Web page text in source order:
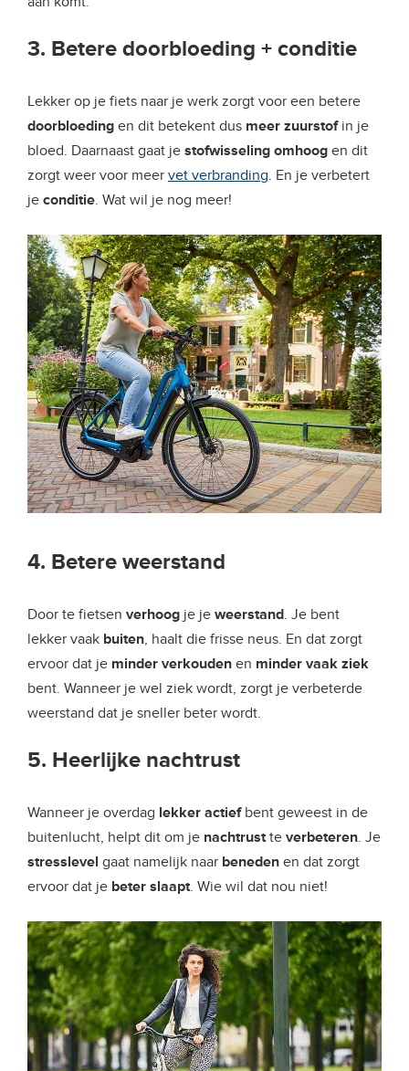
3. Betere doorbloeding + conditie
Lekker op je fiets naar je werk zorgt voor een betere
doorbloeding en dit betekent dus meer zuurstof in je
bloed. Daarnaast gaat je stofwisseling omhoog en dit
zorgt weer voor meer vet verbranding. En je verbetert
je conditie. Wat wil je nog meer!
4. Betere weerstand
Door te fietsen verhoog je je weerstand. Je bent
lekker vaak buiten, haalt die frisse neus. En dat zorgt
ervoor dat je minder verkouden en minder vaak ziek
bent. Wanneer je wel ziek wordt, zorgt je verbeterde
weerstand dat je sneller beter wordt.
5. Heerlijke nachtrust
Wanneer je overdag lekker actiefbent geweest in de
buitenlucht, helpt dit om je nachtrustte verbeteren. Je
stresslevel gaat namelijk naar beneden en dat zorgt
ervoor dat je beter slaapt. Wie wil dat nou niet!